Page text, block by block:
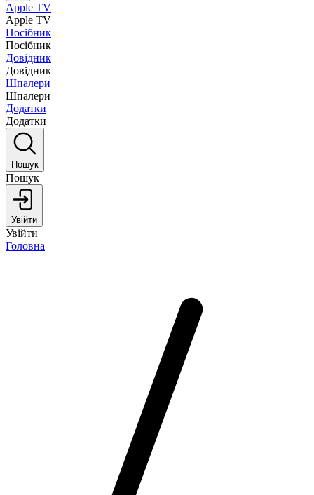
Apple TV
Apple TV
Посібник
Посібник
Довідник
Довідник
Шпалери
Шпалери
Додатки
Додатки
Пошук
Пошук
Увійти
Увійти
Головна